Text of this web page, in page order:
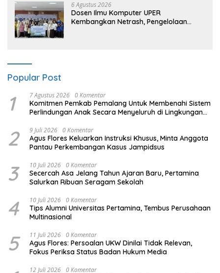
6 Agustus 2026
Dosen Ilmu Komputer UPER
Kembangkan Netrash, Pengelolaan
Popular Post
1 7 Agustus 2026 0 Komentar
Komitmen Pemkab Pemalang Untuk Membenahi Sistem
Perlindungan Anak Secara Menyeluruh di Lingkungan
2 9 Juli 2026 0 Komentar
Agus Flores Keluarkan Instruksi Khusus, Minta Anggota
Pantau Perkembangan Kasus Jampidsus
3 10 Juli 2026 0 Komentar
Secercah Asa Jelang Tahun Ajaran Baru, Pertamina
Salurkan Ribuan Seragam Sekolah
4 10 Juli 2026 0 Komentar
Tips Alumni Universitas Pertamina, Tembus Perusahaan
Multinasional
5 11 Juli 2026 0 Komentar
Agus Flores: Persoalan UKW Dinilai Tidak Relevan,
Fokus Periksa Status Badan Hukum Media
12 Juli 2026 0 Komentar